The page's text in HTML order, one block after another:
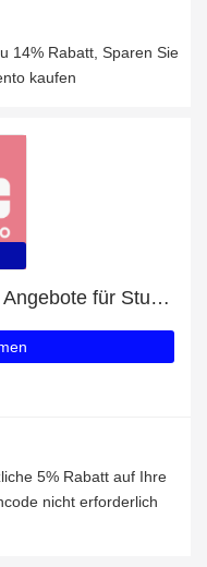
14% Rabatt, Sparen Sie
kaufen
Erhalten Sie 14% Rabatt auf Angebote für Studenten
5% Rabatt auf Ihre
nicht erforderlich